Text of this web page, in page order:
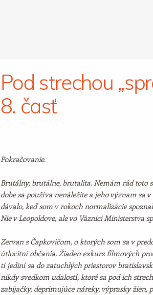
Pod strechou
8. časť
Pokračovanie.
Brutálny, brutálne, brutalita. Nemám rád toto
dobe sa používa nenáležite a jeho význam sa
dávalo, keď som v rokoch normalizácie
Nie v Leopoldove, ale vo Väznici Ministerstva
Zervan s Čapkovičom, o ktorých som sa v
útlocitní občania. Žiaden exkurz filmových
tí jediní sa do zatuchlých priestorov
nikdy svedkom udalostí, ktoré sa pod ich
zabijačky, deprimujúce náreky, výprasky žien,